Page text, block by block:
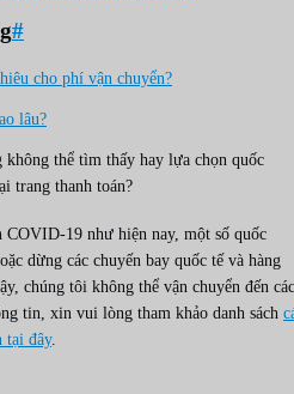
#
cho phí vận chuyển?
lâu?
không thể tìm thấy hay lựa chọn quốc
trang thanh toán?
19 như hiện nay, một số quốc
dừng các chuyến bay quốc tế và hàng
chúng tôi không thể vận chuyển đến các
tin, xin vui lòng tham khảo danh sách
tại đây.